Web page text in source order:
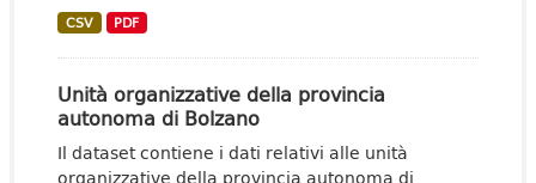
CSV PDF
Unità organizzative della provincia
autonoma di Bolzano
Il dataset contiene i dati relativi alle unità
organizzative della provincia autonoma di